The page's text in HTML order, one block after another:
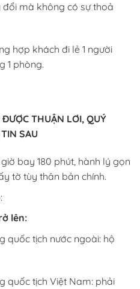
mà không có sự thoả
hợp khách đi lẻ 1 người
1 phòng.
THUẬN LƠI, QUÝ
SAU
bay 180 phút, hành lý gọn
tờ tùy thân bản chính.
lên:
quốc tịch nước ngoài: hộ
quốc tịch Việt Nam: phải